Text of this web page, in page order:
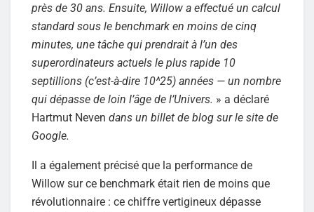
près de 30 ans. Ensuite, Willow a effectué un calcul
standard sous le benchmark en moins de cinq
minutes, une tâche qui prendrait à l’un des
superordinateurs actuels le plus rapide 10
septillions (c’est-à-dire 10^25) années — un nombre
qui dépasse de loin l’âge de l’Univers. » a déclaré
Hartmut Neven dans un billet de blog sur le site de
Google.
Il a également précisé que la performance de
Willow sur ce benchmark était rien de moins que
révolutionnaire : ce chiffre vertigineux dépasse